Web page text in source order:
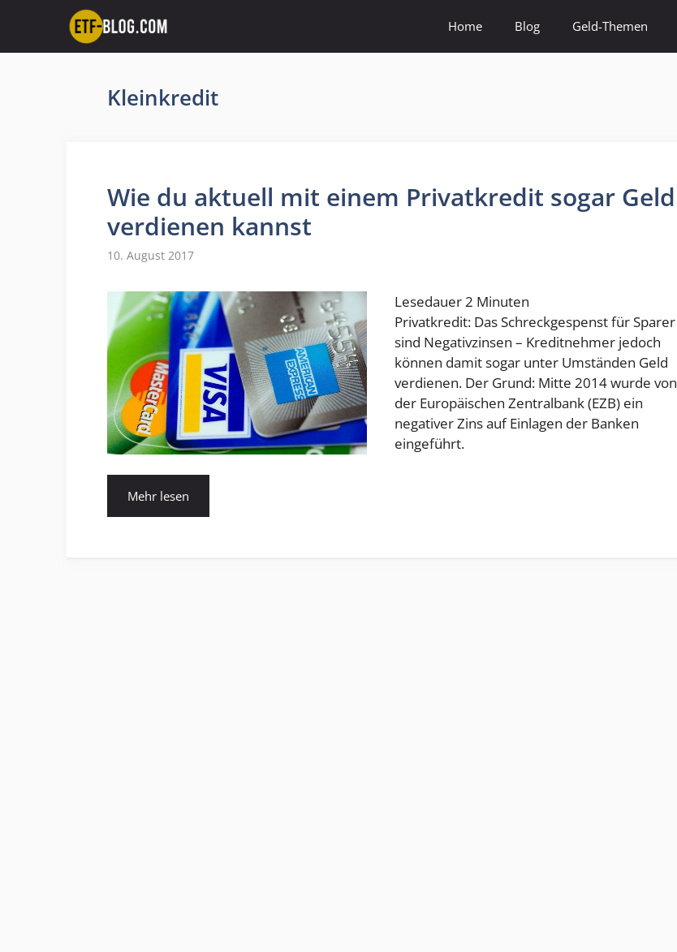
springen
Home Blog Geld-Themen
Kleinkredit
Wie du aktuell mit einem Privatkredit sogar Geld
verdienen kannst
10. August 2017
Lesedauer2 Minuten
Privatkredit: Das Schreckgespenst für Sparer
sind Negativzinsen – Kreditnehmer jedoch
können damit sogar unter Umständen Geld
verdienen. Der Grund: Mitte 2014 wurde von
der Europäischen Zentralbank (EZB) ein
negativer Zins auf Einlagen der Banken
eingeführt.
Mehr lesen